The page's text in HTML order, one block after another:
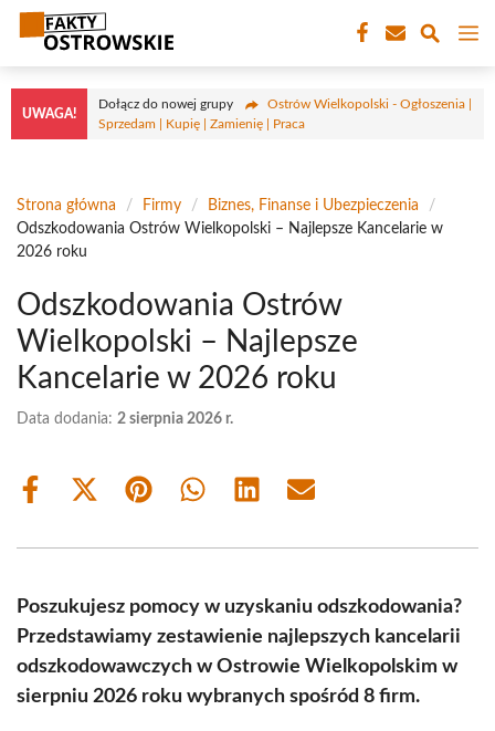
Przejdź
treści
UWAGA!
Dołącz do nowej grupy
Ostrów Wielkopolski - Ogłoszenia |
Sprzedam | Kupię | Zamienię | Praca
Strona główna / Firmy / Biznes, Finanse i Ubezpieczenia
/
Odszkodowania Ostrów Wielkopolski – Najlepsze Kancelarie w
2026 roku
Odszkodowania Ostrów
Wielkopolski – Najlepsze
Kancelarie w 2026 roku
Data dodania: 2 sierpnia 2026 r.
Share
Share
(Twitter)
Share Share Share Share
Poszukujesz pomocy w uzyskaniu odszkodowania?
Przedstawiamy zestawienie najlepszych kancelarii
odszkodowawczych w Ostrowie Wielkopolskim w
sierpniu 2026 roku wybranych spośród 8 firm.